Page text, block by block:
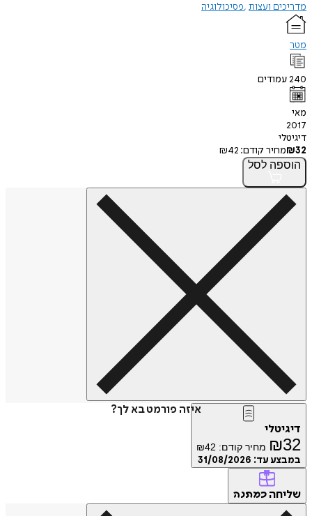
מדריכים ועצות פסיכולוגיה
מטר
240עמודים
מאי
2017
דיגיטלי
₪32 מחיר קודם: ₪42
הוספה לסל
איזה פורמט בא לך?
דיגיטלי
₪32 מחיר קודם: ₪42
במבצע עד: 31/08/2026
שליחה כמתנה